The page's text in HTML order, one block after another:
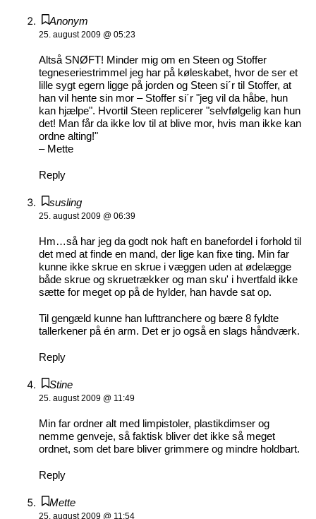
Anonym
25. august 2009 @ 05:23
Altså SNØFT! Minder mig om en Steen og Stoffer
tegneseriestrimmel jeg har på køleskabet, hvor de ser et
lille sygt egern ligge på jorden og Steen si´r til Stoffer, at
han vil hente sin mor – Stoffer si´r "jeg vil da håbe, hun
kan hjælpe". Hvortil Steen replicerer "selvfølgelig kan hun
det! Man får da ikke lov til at blive mor, hvis man ikke kan
ordne alting!"
– Mette
Reply
susling
25. august 2009 @ 06:39
Hm…så har jeg da godt nok haft en banefordel i forhold til
det med at finde en mand, der lige kan fixe ting. Min far
kunne ikke skrue en skrue i væggen uden at ødelægge
både skrue og skruetrækker og man sku' i hvertfald ikke
sætte for meget op på de hylder, han havde sat op.
Til gengæld kunne han lufttranchere og bære 8 fyldte
tallerkener på én arm. Det er jo også en slags håndværk.
Reply
Stine
25. august 2009 @ 11:49
Min far ordner alt med limpistoler, plastikdimser og
nemme genveje, så faktisk bliver det ikke så meget
ordnet, som det bare bliver grimmere og mindre holdbart.
Reply
Mette
25. august 2009 @ 11:54